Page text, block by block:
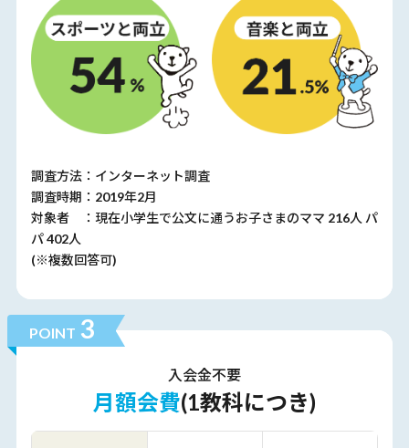
調査方法：インターネット調査
調査時期：2019年2月
対象者 ：現在小学生で公文に通うお子さまのママ 216人 パ
パ 402人
(※複数回答可)
POINT 3
入会金不要
月額会費(1教科につき)